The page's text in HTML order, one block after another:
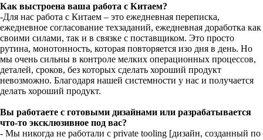
Как выстроена ваша работа с Китаем?
-Для нас работа с Китаем – это ежедневная переписка,
ежедневное согласование техзаданий, ежедневная доработка как
своими силами, так и в связке с поставщиком. Это просто
рутина, монотонность, которая повторяется изо дня в день. Но
мы очень сильны в контроле мелких операционных процессов,
деталей, сроков, без которых сделать хороший продукт
невозможно. Благодаря нашей системности у нас и получается
делать хороший продукт.
Вы работаете с готовыми дизайнами или разрабатывается
что-то эксклюзивное под вас?
- Мы никогда не работали с private tooling [дизайн, созданный по